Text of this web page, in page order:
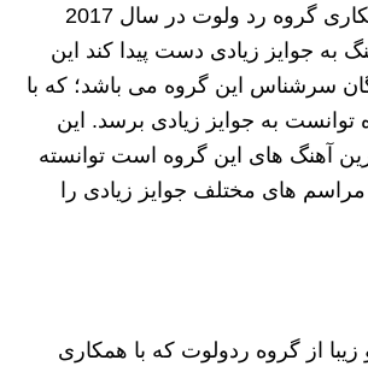
این خواننده با همکاری گروه رد ولوت در سال 2017
به جوایز زیادی دست پیدا کند این
سرشناس این گروه می باشد؛ که با
توانست به جوایز زیادی برسد. این
آهنگ های این گروه است توانسته
های مختلف جوایز زیادی را
از گروه ردولوت که با همکاری